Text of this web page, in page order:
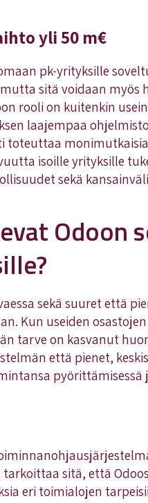
yli 50 m€
pk-yrityksille
sitä voidaan myös
rooli on kuitenkin
laajempaa
isoille yrityksille
sekä
Odoon
sekä suuret että
Kun useiden
tarve on kasvanut
että pienet,
pyörittämisessä
sitä, että
eri toimialojen